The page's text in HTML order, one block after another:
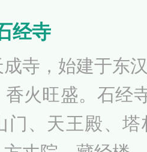
、方丈殿等景
清代官式建筑
艺术价值。
经寺
寺，始建于东
香火旺盛。石经
门、天王殿、